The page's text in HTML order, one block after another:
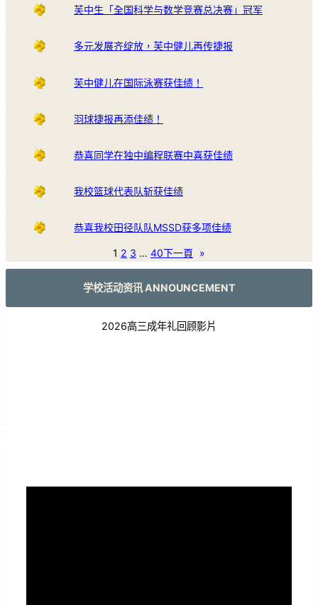
芙中生「全国科学与数学竞赛总决赛」冠军
多元发展齐绽放，芙中健儿再传捷报
芙中健儿在国际泳赛获佳绩！
羽球捷报再添佳绩！
恭喜同学在独中编程联赛中喜获佳绩
我校篮球代表队斩获佳绩
恭喜我校田径队队MSSD获多项佳绩
1 2 3 … 40下一頁 »
学校活动资讯 ANNOUNCEMENT
2026高三成年礼回顾影片